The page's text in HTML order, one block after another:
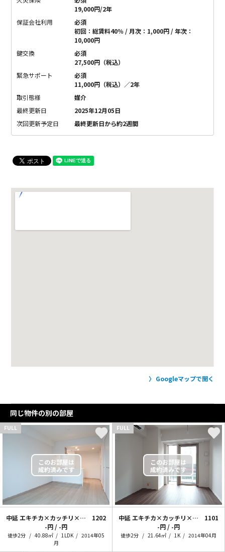
19,000円/2年
保証会社利用
必須
初回：総賃料40％ / 月次：1,000円 / 年次：
10,000円
鍵交換
必須
27,500円（税込）
緊急サポート
必須
11,000円（税込）／2年
取引態様
媒介
最終更新日
2025年12月05日
次回更新予定日
最終更新日から約2週間
Googleマップで開く
同じ物件の別の部屋
FULL
中延 エキチカ×カッチリ×キレイメ
1202
-円 / -円
徒歩2分 40.88㎡ 1LDK
2014年05
月
FULL
中延 エキチカ×カッチリ×キレイメ1K
1101
-円 / -円
徒歩2分 21.64㎡ 1K 2014年04月